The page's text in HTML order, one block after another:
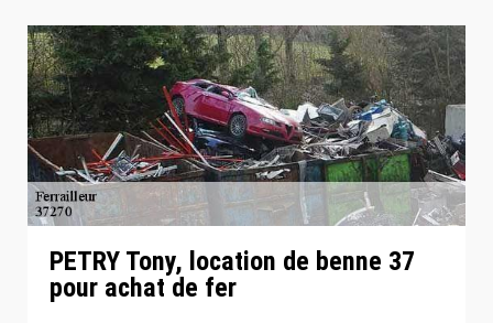
PETRY Tony, location de benne 37
pour achat de fer